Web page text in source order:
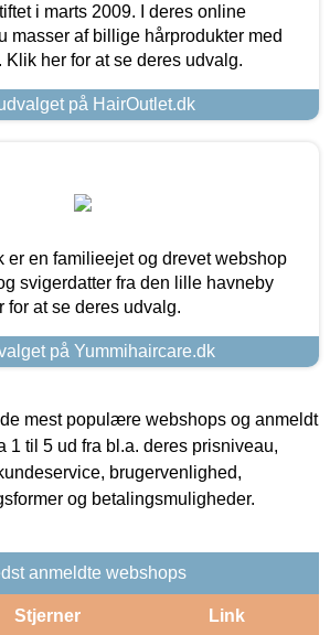
i marts 2009. I deres online
masser af billige hårprodukter med
Klik her for at se deres udvalg.
på HairOutlet.dk
er en familieejet og drevet webshop
svigerdatter fra den lille havneby
for at se deres udvalg.
på Yummihaircare.dk
mest populære webshops og anmeldt
1 til 5 ud fra bl.a. deres prisniveau,
brugervenlighed,
og betalingsmuligheder.
anmeldte webshops
Stjerner Link